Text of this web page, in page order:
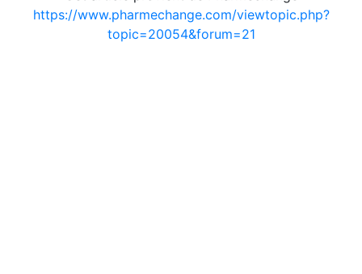
https://www.pharmechange.com/viewtopic.php?
topic=20054&forum=21